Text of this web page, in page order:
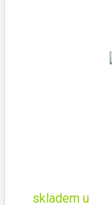
skladem u